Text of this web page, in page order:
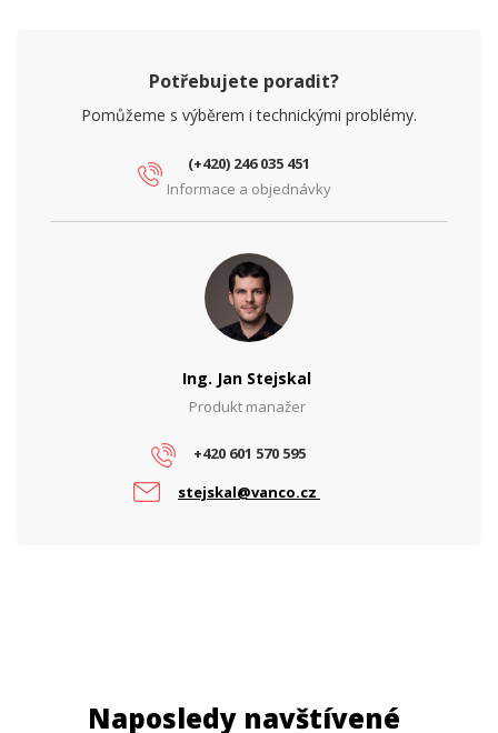
Potřebujete poradit?
Pomůžeme s výběrem i technickými problémy.
(+420) 246 035 451
Informace a objednávky
Ing. Jan Stejskal
Produkt manažer
+420 601 570 595
stejskal@vanco.cz
Naposledy navštívené